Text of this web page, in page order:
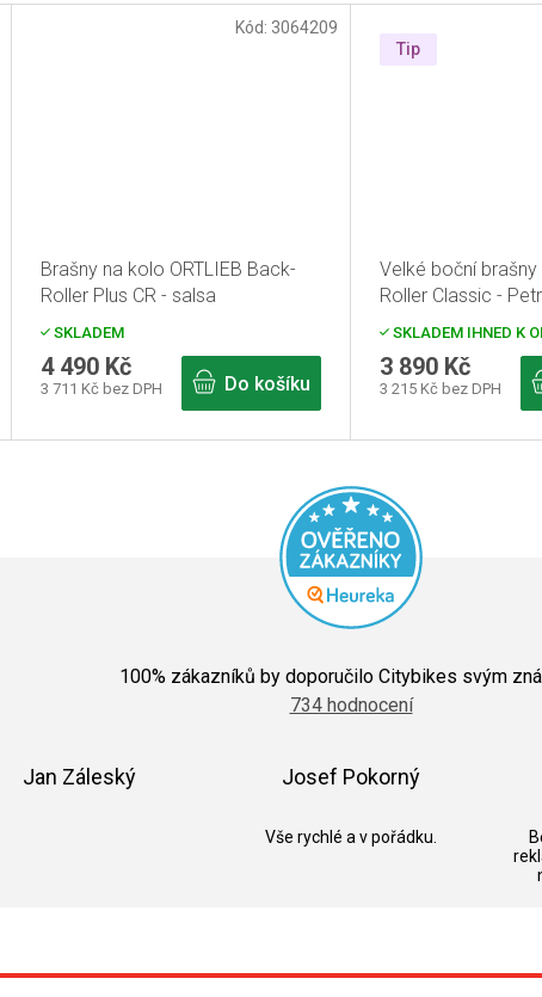
Brašny na kolo ORTLIEB Back-
Roller Plus CR - salsa
SKLADEM
3 711 Kč bez DPH
4 490 Kč
Do košíku
Kód: 3064209
Tip
Velké boční
Roller Classic -
SKLADEM IHNED K
3 215 Kč bez DPH
3 890 Kč
hodnocení
obchodu
je
5
hvězdiček.
100% zákazníků by doporučilo Citybikes svým
734 hodnocení
Jan Záleský Josef Pokorný
Vše rychlé a v pořádku.